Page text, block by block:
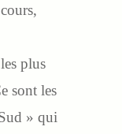
plus
sont les
» qui